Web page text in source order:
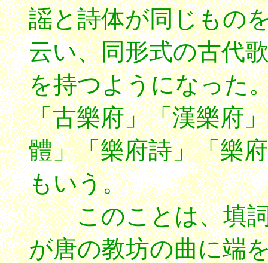
謡と詩体が同じもの
云い、同形式の古代
を持つようになった
「古樂府」「漢樂府
體」「樂府詩」「樂
もいう。
このことは、填詞
が唐の教坊の曲に端